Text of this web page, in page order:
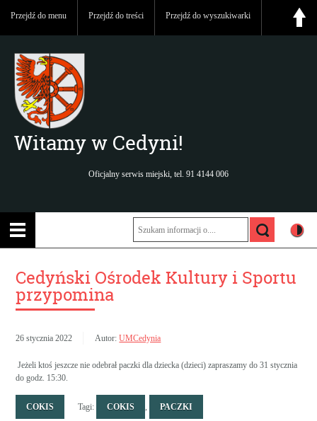
Przejdź do menu Przejdź do treści Przejdź do wyszukiwarki
Witamy w Cedyni!
Oficjalny serwis miejski, tel. 91 4144 006
Cedyński Ośrodek Kultury i Sportu
przypomina
26 stycznia 2022 Autor:UMCedynia
Jeżeli ktoś jeszcze nie odebrał paczki dla dziecka (dzieci) zapraszamy do 31 stycznia
do godz. 15:30.
COKIS Tagi: COKIS , PACZKI